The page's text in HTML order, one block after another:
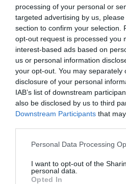
processing of your personal or
targeted advertising by us,
section to confirm your selection.
opt-out request is processed you
interest-based ads based on
us or personal information
your opt-out. You may separately
disclosure of your personal
IAB’s list of downstream
also be disclosed by us to third
Downstream Participants that
Personal Data Processing
I want to opt-out of the
personal data.
Opted In
HLINÍK MOSAZ
Další služby
Vypalování laserem,
paprskem
Mechanické zkoušky a